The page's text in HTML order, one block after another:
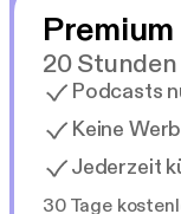
Premium
20
Podcasts
Keine
Jederzeit
30 Tage